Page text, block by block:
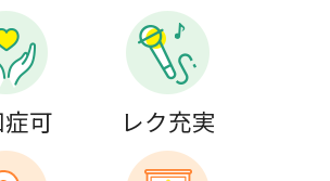
可 レク充実